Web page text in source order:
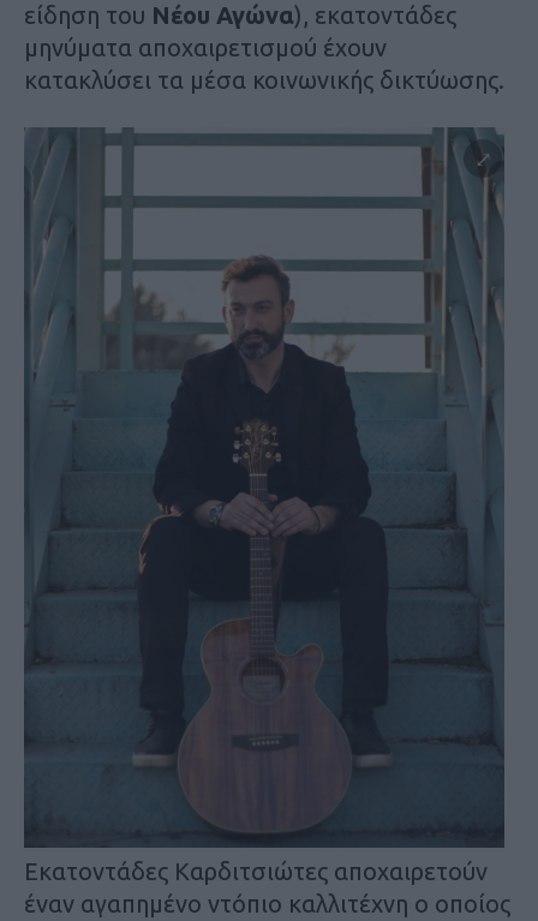
είδηση του Νέου Αγώνα), εκατοντάδες
μηνύματα αποχαιρετισμού έχουν
κατακλύσει τα μέσα κοινωνικής δικτύωσης.
Εκατοντάδες Καρδιτσιώτες αποχαιρετούν
έναν αγαπημένο ντόπιο καλλιτέχνη ο οποίος